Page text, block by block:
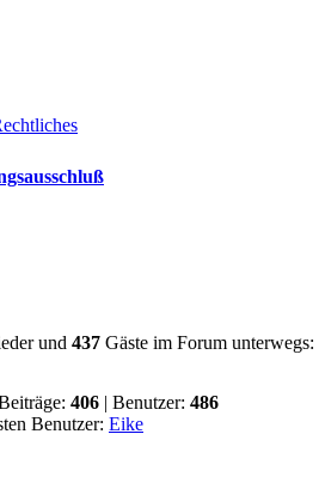
und 437 Gäste im Forum unterwegs:
406 | Benutzer: 486
Benutzer: Eike